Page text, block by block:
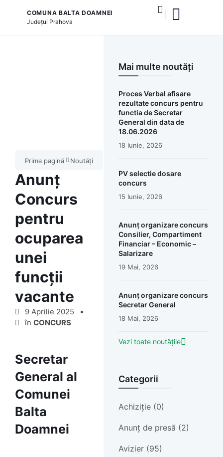
COMUNA BALTA DOAMNEI
Județul Prahova
Prima pagină Noutăți
Anunț
Concurs
pentru
ocuparea
unei
funcții
vacante
9 Aprilie 2025
în CONCURS
Secretar
General al
Comunei
Balta
Doamnei
Mai multe noutăți
Proces Verbal afisare
rezultate concurs pentru
functia de Secretar
General din data de
18.06.2026
18 Iunie, 2026
PV selectie dosare
concurs
15 Iunie, 2026
Anunț organizare concurs
Consilier, Compartiment
Financiar – Economic –
Salarizare
19 Mai, 2026
Anunț organizare concurs
Secretar General
18 Mai, 2026
Vezi toate noutățile
Categorii
Achiziție (0)
Anunț de presă (2)
Avizier (95)